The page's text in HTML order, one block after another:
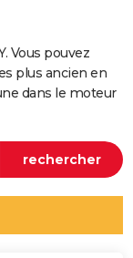
Vous pouvez
plus ancien en
dans le moteur